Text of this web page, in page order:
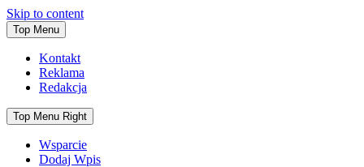
Skip to content
Top Menu
Kontakt
Reklama
Redakcja
Top Menu Right
Wsparcie
Dodaj Wpis